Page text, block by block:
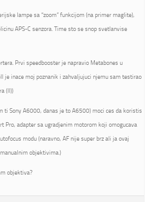
lampe sa “zoom” funkcijom (na primer maglite),
APS-C senzora. Time sto se snop svetlanvise
Prvi speedbooster je napravio Metabones u
je inace moj poznanik i zahvaljujuci njemu sam testirao
(II))
ti Sony A6000, danas je to A6500) moci ces da koristis
Pro, adapter sa ugradjenim motorom koji omogucava
modu (naravno, AF nije super brz ali ja ovaj
objektivima.)
objektiva?